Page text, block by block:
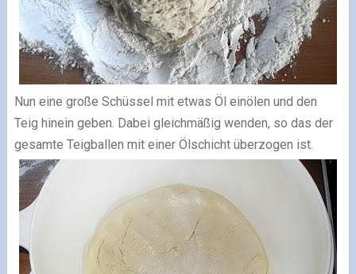
Nun eine große Schüssel mit etwas Öl einölen und den
Teig hinein geben. Dabei gleichmäßig wenden, so das der
gesamte Teigballen mit einer Ölschicht überzogen ist.